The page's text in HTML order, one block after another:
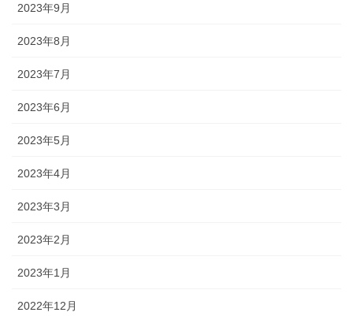
2023年9月
2023年8月
2023年7月
2023年6月
2023年5月
2023年4月
2023年3月
2023年2月
2023年1月
2022年12月